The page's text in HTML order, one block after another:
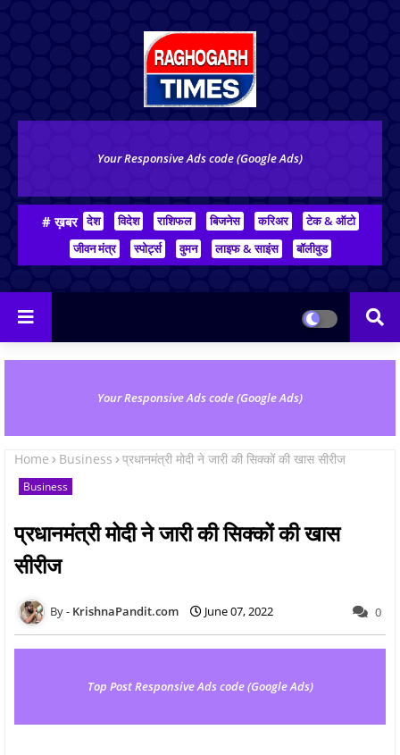
Your Responsive Ads code (Google Ads)
# ख़बर देश विदेश राशिफल बिजनेस करिअर
टेक & ऑटो
जीवन मंत्र
स्पोर्ट्स वुमन लाइफ & साइंस बॉलीवुड
Your Responsive Ads code (Google Ads)
Home Business प्रधानमंत्री मोदी ने जारी की सिक्कों की खास सीरीज
Business
प्रधानमंत्री मोदी ने जारी की सिक्कों की खास
सीरीज
KrishnaPandit.com June 07, 2022 0
Top Post Responsive Ads code (Google Ads)